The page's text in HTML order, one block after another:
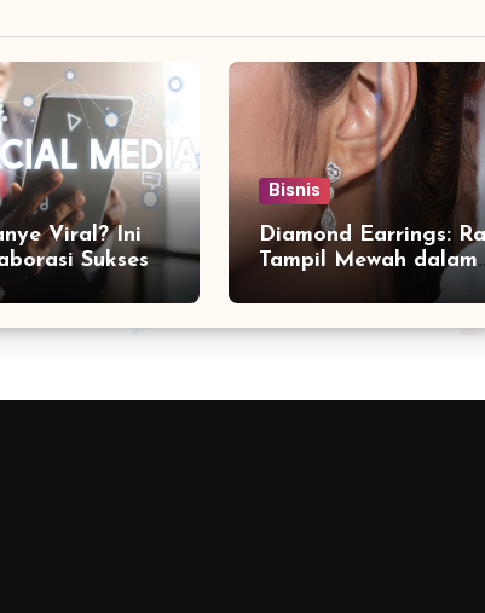
Viral? Ini
Sukses
Media
Bisnis
Diamond Earrings:
Tampil Mewah dalam
Sekejap yang Jarang